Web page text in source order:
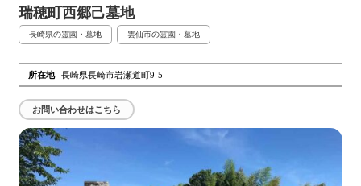
瑞穂町西郷己墓地
長崎県の霊園・墓地 雲仙市の霊園・墓地
所在地 長崎県長崎市岩瀬道町9-5
お問い合わせはこちら